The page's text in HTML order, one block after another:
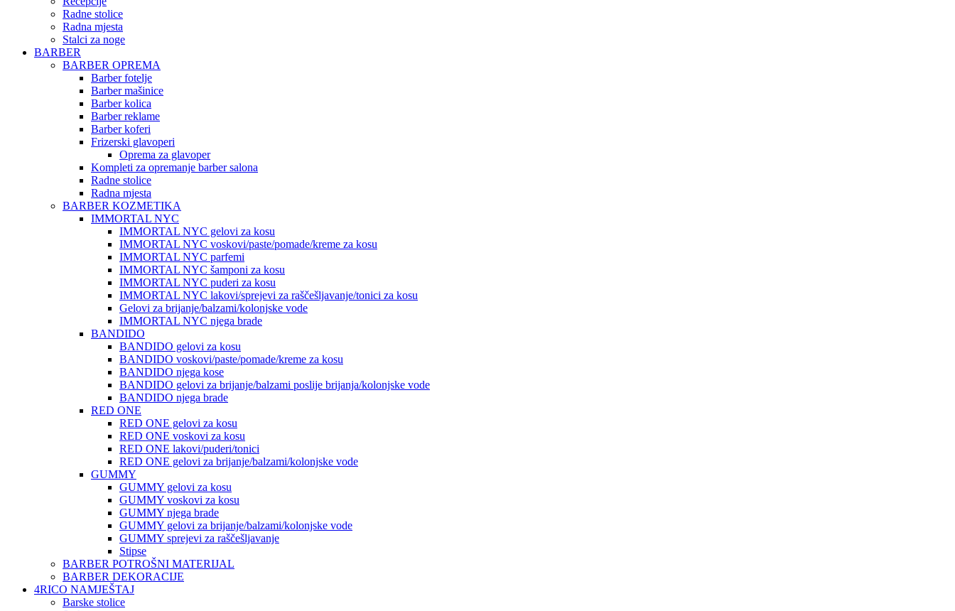
Radne stolice
Radna mjesta
Stalci za noge
BARBER
BARBER OPREMA
Barber fotelje
Barber mašinice
Barber kolica
Barber reklame
Barber koferi
Frizerski glavoperi
Oprema za glavoper
Kompleti za opremanje barber salona
Radne stolice
Radna mjesta
BARBER KOZMETIKA
IMMORTAL NYC
IMMORTAL NYC gelovi za kosu
IMMORTAL NYC voskovi/paste/pomade/kreme za kosu
IMMORTAL NYC parfemi
IMMORTAL NYC šamponi za kosu
IMMORTAL NYC puderi za kosu
IMMORTAL NYC lakovi/sprejevi za raščešljavanje/tonici za kosu
Gelovi za brijanje/balzami/kolonjske vode
IMMORTAL NYC njega brade
BANDIDO
BANDIDO gelovi za kosu
BANDIDO voskovi/paste/pomade/kreme za kosu
BANDIDO njega kose
BANDIDO gelovi za brijanje/balzami poslije brijanja/kolonjske vode
BANDIDO njega brade
RED ONE
RED ONE gelovi za kosu
RED ONE voskovi za kosu
RED ONE lakovi/puderi/tonici
RED ONE gelovi za brijanje/balzami/kolonjske vode
GUMMY
GUMMY gelovi za kosu
GUMMY voskovi za kosu
GUMMY njega brade
GUMMY gelovi za brijanje/balzami/kolonjske vode
GUMMY sprejevi za raščešljavanje
Stipse
BARBER POTROŠNI MATERIJAL
BARBER DEKORACIJE
4RICO NAMJEŠTAJ
Barske stolice